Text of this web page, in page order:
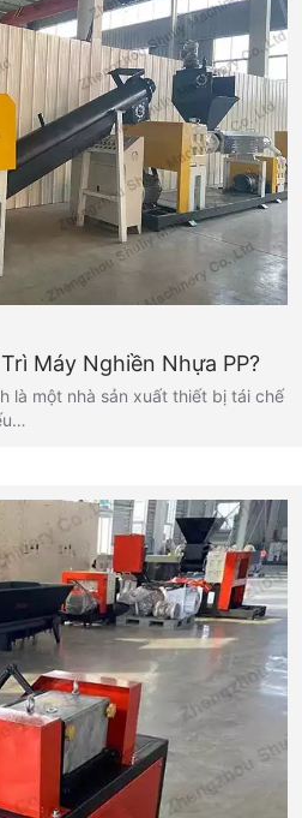
Máy Nghiền Nhựa PP?
là một nhà sản xuất thiết bị tái chế